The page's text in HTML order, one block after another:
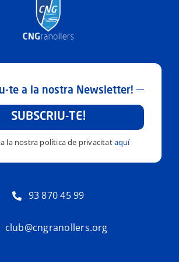
te a la nostra Newsletter!
SUBSCRIU-TE!
la nostra política de privacitataquí
93 870 45 99
club@cngranollers.org